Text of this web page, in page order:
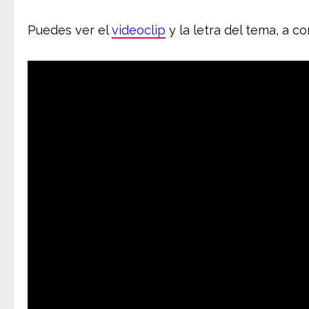
Puedes ver elvideoclip y la letra del tema, a